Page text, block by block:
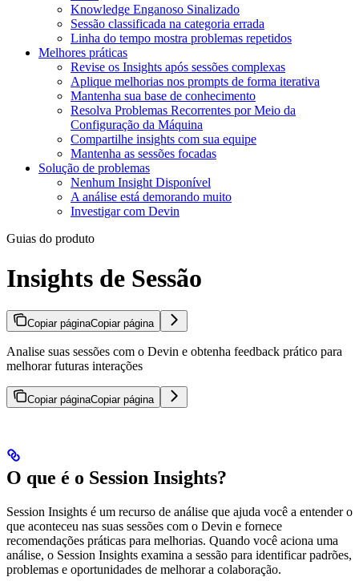
Knowledge Enganoso Sinalizado
Sessão classificada na categoria errada
Linha do tempo mostra problemas repetidos
Melhores práticas
Revise os Insights após sessões complexas
Aplique melhorias nos prompts de forma iterativa
Mantenha sua base de conhecimento
Resolva Problemas Recorrentes por Meio da
Configuração da Máquina
Compartilhe insights com sua equipe
Mantenha as sessões focadas
Solução de problemas
Nenhum Insight Disponível
A análise está demorando muito
Investigar com Devin
Guias do produto
Insights de Sessão
Copiar páginaCopiar página
Analise suas sessões com o Devin e obtenha feedback prático para
melhorar futuras interações
Copiar páginaCopiar página
O que é o Session Insights?
Session Insights é um recurso de análise que ajuda você a entender o
que aconteceu nas suas sessões com o Devin e fornece
recomendações práticas para melhorias. Quando você aciona uma
análise, o Session Insights examina a sessão para identificar padrões,
problemas e oportunidades de melhorar a colaboração.